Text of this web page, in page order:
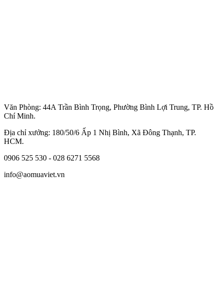
Văn Phòng: 44A Trần Bình Trọng, Phường Bình Lợi Trung, TP. Hồ
Chí Minh.
Địa chỉ xưởng: 180/50/6 Ấp 1 Nhị Bình, Xã Đông Thạnh, TP.
HCM.
0906 525 530 - 028 6271 5568
info@aomuaviet.vn